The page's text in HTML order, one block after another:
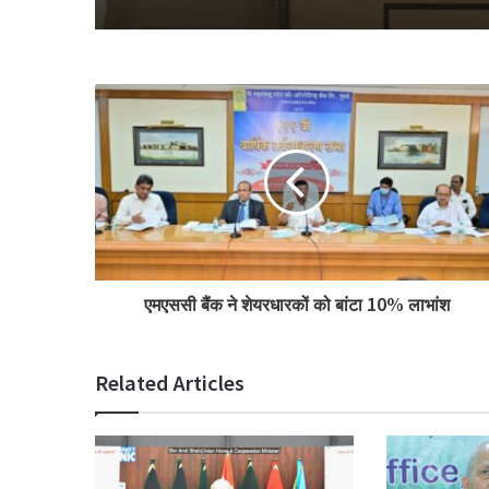
एमएससी बैंक ने शेयरधारकों को बांटा 10% लाभांश
Related Articles